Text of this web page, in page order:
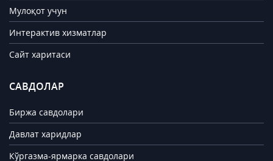
Мулоқот учун
Интерактив хизматлар
Сайт харитаси
САВДОЛАР
Биржа савдолари
Давлат харидлар
Кўргазма-ярмарка савдолари